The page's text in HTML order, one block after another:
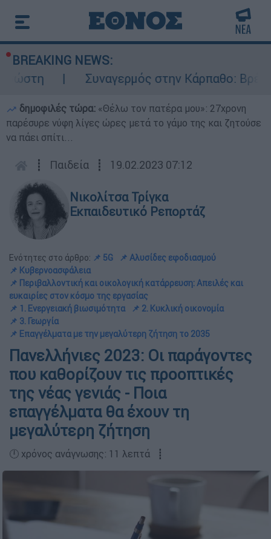
BREAKING NEWS:
Συναγερμός στην Κάρπαθο: Βρέθηκαν
δημοφιλές τώρα: «Θέλω τον πατέρα μου»: 27χρονη
παρέσυρε νύφη λίγες ώρες μετά το γάμο της και ζητούσε
να πάει σπίτι...
┋ Παιδεία ┋ 19.02.2023 07:12
Νικολίτσα Τρίγκα
Εκπαιδευτικό Ρεπορτάζ
Ενότητες στο άρθρο: 📌 5G
📌 Αλυσίδες εφοδιασμού
📌 Κυβερνοασφάλεια
📌 Περιβαλλοντική και οικολογική κατάρρευση: Απειλές και
ευκαιρίες στον κόσμο της εργασίας
📌 1. Ενεργειακή βιωσιμότητα
📌 2. Κυκλική οικονομία
📌 3. Γεωργία
📌 Επαγγέλματα με την μεγαλύτερη ζήτηση το 2035
Πανελλήνιες 2023: Οι παράγοντες
που καθορίζουν τις προοπτικές
της νέας γενιάς - Ποια
επαγγέλματα θα έχουν τη
μεγαλύτερη ζήτηση
🕛 χρόνος ανάγνωσης: 11 λεπτά ┋